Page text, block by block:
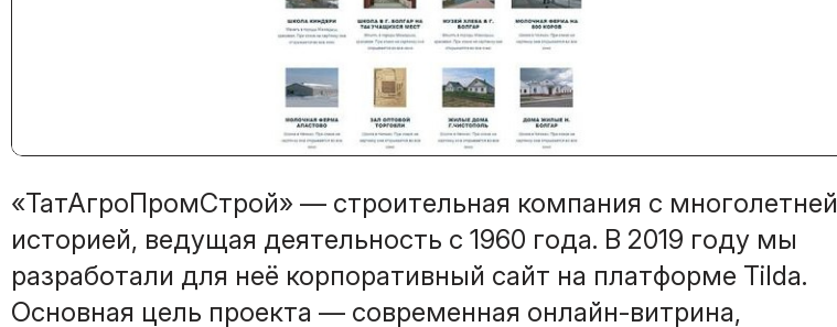
«ТатАгроПромСтрой» — строительная компания с многолетней
историей, ведущая деятельность с 1960 года. В 2019 году мы
разработали для неё корпоративный сайт на платформе Tilda.
Основная цель проекта — современная онлайн-витрина,